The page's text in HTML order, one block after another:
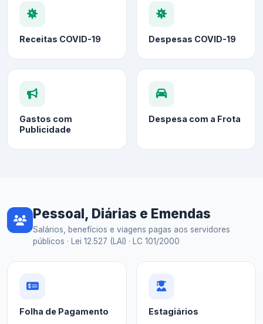
Receitas COVID-19 Despesas COVID-19
Gastos com
Publicidade
Despesa com a Frota
Pessoal, Diárias e Emendas
Salários, benefícios e viagens pagas aos servidores
públicos · Lei 12.527 (LAI) · LC 101/2000
Folha de Pagamento Estagiários